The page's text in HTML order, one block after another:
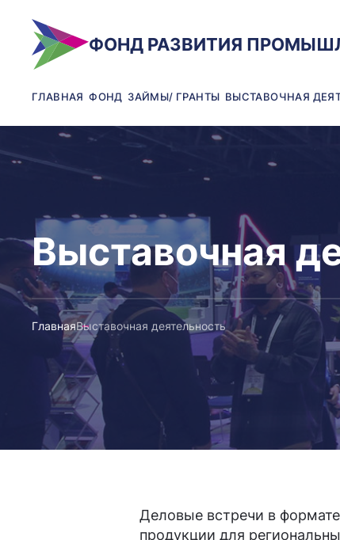
ФОНД РАЗВИТИЯ
ГЛАВНАЯ ФОНД ЗАЙМЫ/ ГРАНТЫ ВЫСТАВОЧНАЯ
Выставочная
ГлавнаяВыставочная деятельность
Деловые встречи в
продукции для
0
1
2
3